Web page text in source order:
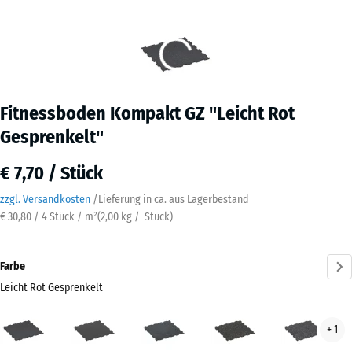
Fitnessboden Kompakt GZ "Leicht Rot
Gesprenkelt"
€ 7,70 / Stück
zzgl. Versandkosten /Lieferung in ca. aus Lagerbestand
€ 30,80 / 4 Stück / m²(2,00 kg / Stück)
Farbe
Leicht Rot Gesprenkelt
Grau
+ 1